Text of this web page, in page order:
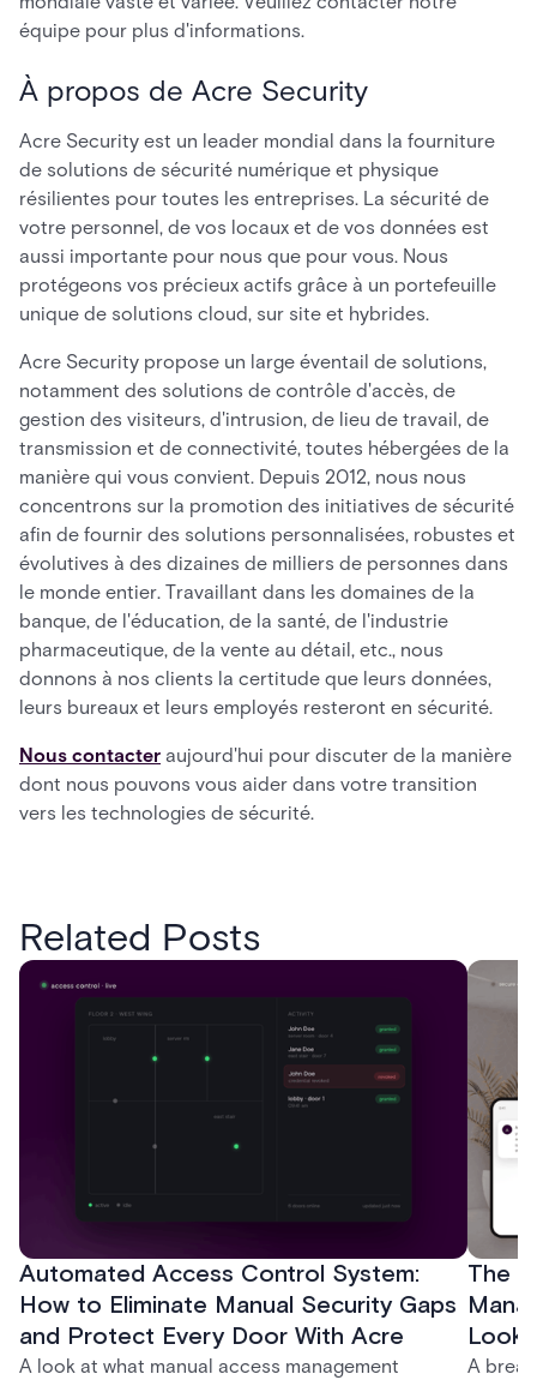
équipe pour plus d'informations.
À propos de Acre Security
Acre Security est un leader mondial dans la fourniture
de solutions de sécurité numérique et physique
résilientes pour toutes les entreprises. La sécurité de
votre personnel, de vos locaux et de vos données est
aussi importante pour nous que pour vous. Nous
protégeons vos précieux actifs grâce à un portefeuille
unique de solutions cloud, sur site et hybrides.
Acre Security propose un large éventail de solutions,
notamment des solutions de contrôle d'accès, de
gestion des visiteurs, d'intrusion, de lieu de travail, de
transmission et de connectivité, toutes hébergées de la
manière qui vous convient. Depuis 2012, nous nous
concentrons sur la promotion des initiatives de sécurité
afin de fournir des solutions personnalisées, robustes et
évolutives à des dizaines de milliers de personnes dans
le monde entier. Travaillant dans les domaines de la
banque, de l'éducation, de la santé, de l'industrie
pharmaceutique, de la vente au détail, etc., nous
donnons à nos clients la certitude que leurs données,
leurs bureaux et leurs employés resteront en sécurité.
Nous contacter aujourd'hui pour discuter de la manière
dont nous pouvons vous aider dans votre transition
vers les technologies de sécurité.
Related Posts
Automated Access Control System:
How to Eliminate Manual Security Gaps
and Protect Every Door With Acre
A look at what manual access management
The
Look
A